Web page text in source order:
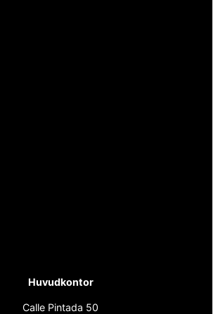
Huvudkontor
Calle Pintada 50